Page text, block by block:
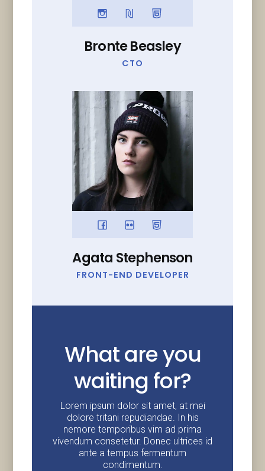
Bronte Beasley
CTO
Agata Stephenson
FRONT-END DEVELOPER
What are you
waiting for?
Lorem ipsum dolor sit amet, at mei
dolore tritani repudiandae. In his
nemore temporibus vim ad prima
vivendum consetetur. Donec ultrices id
ante a tempus fermentum
condimentum.